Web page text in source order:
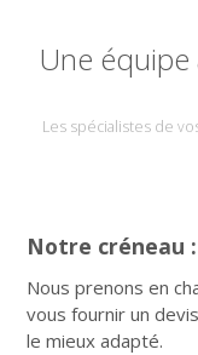
Une
Les spécialistes de
Notre créneau
Nous prenons en
vous fournir un
le mieux adapté.